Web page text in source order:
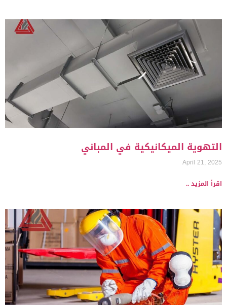
التهوية الميكانيكية في المباني
April 21, 2025
اقرأ المزيد ..